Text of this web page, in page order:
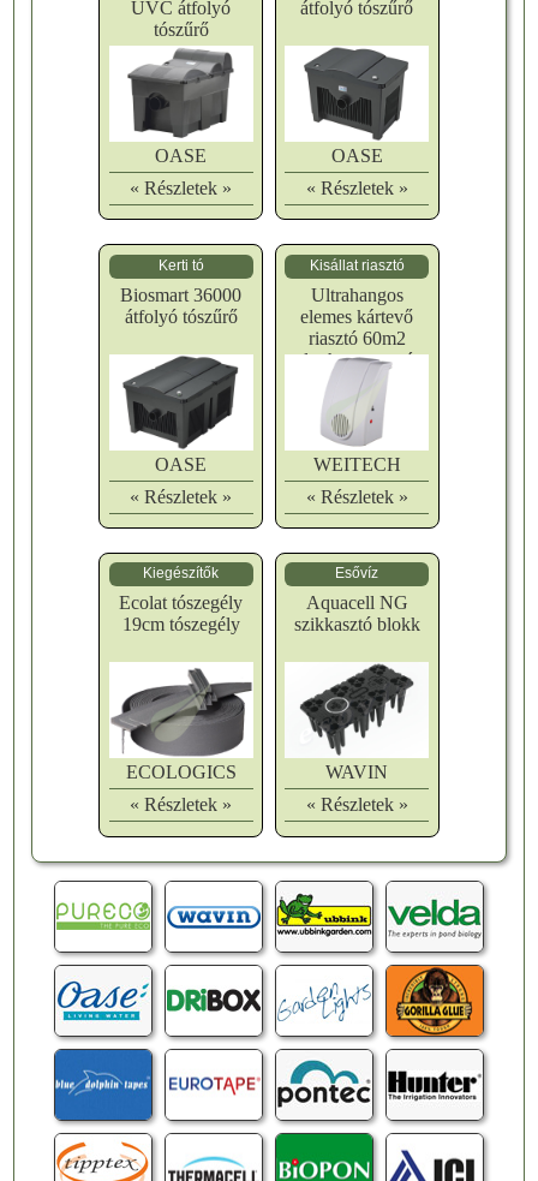
UVC átfolyó
tószűrő
OASE
« Részletek »
átfolyó tószűrő
OASE
« Részletek »
Kerti tó
Biosmart 36000
átfolyó tószűrő
OASE
« Részletek »
Kisállat riasztó
Ultrahangos
elemes kártevő
riasztó 60m2
ultrahangos egér
riasztó
WEITECH
« Részletek »
Kiegészítők
Ecolat tószegély
19cm tószegély
ECOLOGICS
« Részletek »
Esővíz
Aquacell NG
szikkasztó blokk
WAVIN
« Részletek »